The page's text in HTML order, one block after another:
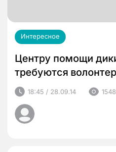
Интересное
Центру помощи
требуются
18:45 / 28.09.14 1548